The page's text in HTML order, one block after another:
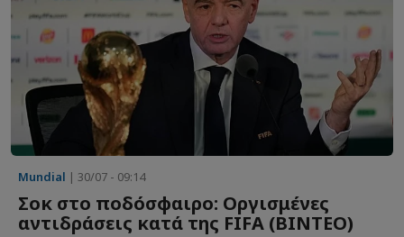
Mundial | 30/07 - 09:14
Σοκ στο ποδόσφαιρο: Οργισμένες
αντιδράσεις κατά της FIFA (BINTEO)